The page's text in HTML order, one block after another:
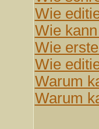
Wie
Wie
Wie
Wie
Warum
Warum